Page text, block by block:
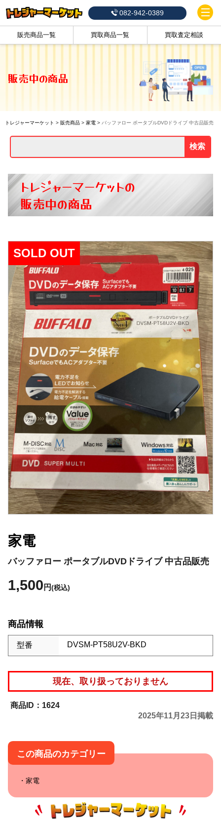
082-942-0389
販売商品一覧 買取商品一覧 買取査定相談
販売中の商品
トレジャーマーケット > 販売商品> 家電> バッファロー ポータブルDVDドライブ 中古品販売
検索
トレジャーマーケットの
販売中の商品
家電
バッファロー ポータブルDVDドライブ 中古品販売
1,500 円(税込)
商品情報
型番 DVSM-PT58U2V-BKD
現在、取り扱っておりません
1624
2025年11月23日掲載
この商品のカテゴリー
家電
SOLD OUT